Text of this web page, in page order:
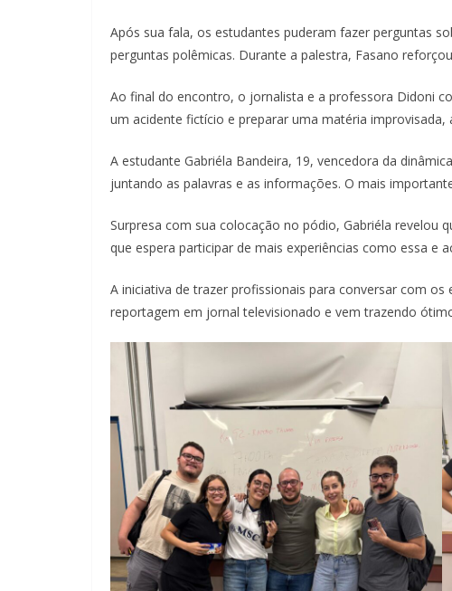
Após sua fala, os estudantes puderam fazer perguntas
perguntas polêmicas. Durante a palestra, Fasano
Ao final do encontro, o jornalista e a professora Didoni
um acidente fictício e preparar uma matéria
A estudante Gabriéla Bandeira, 19, vencedora da
juntando as palavras e as informações. O mais
Surpresa com sua colocação no pódio, Gabriéla revelou
que espera participar de mais experiências como essa e
A iniciativa de trazer profissionais para conversar com
reportagem em jornal televisionado e vem trazendo